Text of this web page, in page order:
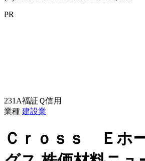
PR
231A福証Ｑ信用
業種 建設業
Ｃｒｏｓｓ Ｅホ